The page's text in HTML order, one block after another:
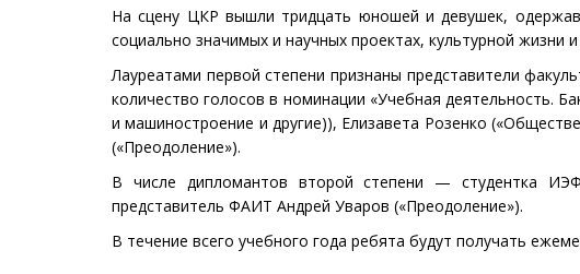
На сцену ЦКР вышли тридцать юношей и девушек,
социально значимых и научных проектах, культурной жизни
Лауреатами первой степени признаны представители
количество голосов в номинации «Учебная деятельность.
и машиностроение и другие)), Елизавета Розенко
(«Преодоление»).
В числе дипломантов второй степени — студентка
представитель ФАИТ Андрей Уваров («Преодоление»).
В течение всего учебного года ребята будут получать